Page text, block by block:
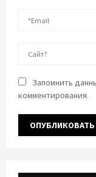
Запомнить
комментирования.